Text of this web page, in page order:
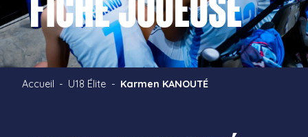
Fiche joueuse
Accueil U18 Élite Karmen KANOUTÉ